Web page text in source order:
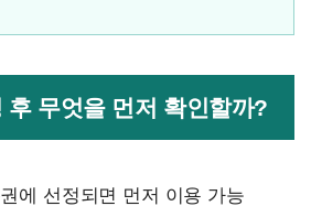
후 무엇을 먼저 확인할까?
에 선정되면 먼저 이용 가능